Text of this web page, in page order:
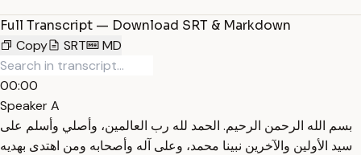
Full Transcript — Download SRT & Markdown
Copy
SRT MD
00:00
Speaker A
بسم الله الرحمن الرحيم. الحمد لله رب العالمين، وأصلي وأسلم على
سيد الأولين والآخرين نبينا محمد، وعلى آله وأصحابه ومن اهتدى بهديه